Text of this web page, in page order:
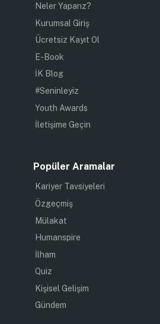
Neler Yaparız?
Kurumsal Giriş
Ücretsiz Kayıt Ol
E-Book
İK Blog
#Seninleyiz
Youth Awards
İletişime Geçin
Popüler Aramalar
Kariyer Tavsiyeleri
Özgeçmiş
Mülakat
Humanspire
İlham
Quiz
Kişisel Gelişim
Gündem